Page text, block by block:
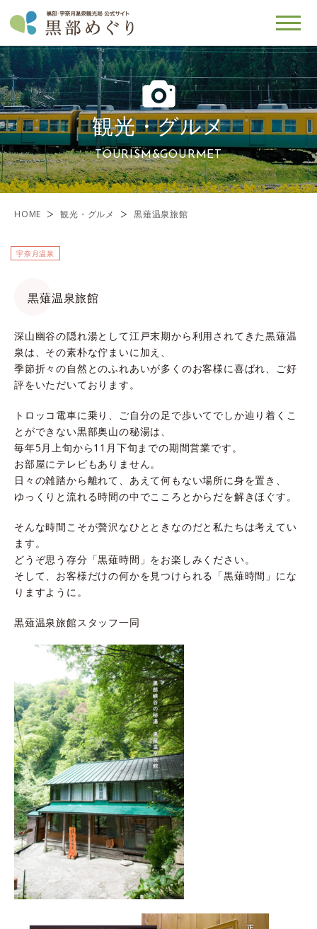
観光・グルメ
TOURISM&GOURMET
HOME 観光・グルメ 黒薙温泉旅館
黒薙温泉旅館
宇奈月温泉
深山幽谷の隠れ湯として江戸末期から利用されてきた黒薙温
泉は、その素朴な佇まいに加え、
季節折々の自然とのふれあいが多くのお客様に喜ばれ、ご好
評をいただいております。
トロッコ電車に乗り、ご自分の足で歩いてでしか辿り着くこ
とができない黒部奥山の秘湯は、
毎年5月上旬から11月下旬までの期間営業です。
お部屋にテレビもありません。
日々の雑踏から離れて、あえて何もない場所に身を置き、
ゆっくりと流れる時間の中でこころとからだを解きほぐす。
そんな時間こそが贅沢なひとときなのだと私たちは考えてい
ます。
どうぞ思う存分「黒薙時間」をお楽しみください。
そして、お客様だけの何かを見つけられる「黒薙時間」にな
りますように。
黒薙温泉旅館スタッフ一同